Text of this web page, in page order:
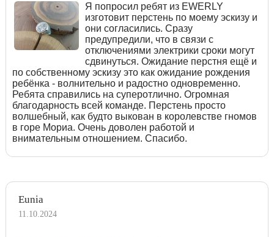
Я попросил ребят из EWERLY
изготовит перстень по моему эскизу и
они согласились. Сразу
предупредили, что в связи с
отключениями электрики сроки могут
сдвинуться. Ожидание перстня ещё и
по собственному эскизу это как ожидание рождения
ребёнка - волнительно и радостно одновременно.
Ребята справились на суперотлично. Огромная
благодарность всей команде. Перстень просто
волшебный, как будто выкован в королевстве гномов
в горе Мориа. Очень доволен работой и
внимательным отношением. Спасибо.
Eunia
11.10.2024